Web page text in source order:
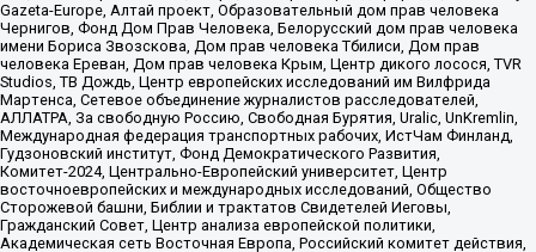
Gazeta-Europe, Алтай проект, Образовательный дом прав человека
Чернигов, Фонд Дом Прав Человека, Белорусский дом прав человека
имени Бориса Звозскова, Дом прав человека Тбилиси, Дом прав
человека Ереван, Дом прав человека Крым, Центр дикого лосося, TVR
Studios, ТВ Дождь, Центр европейских исследований им Вилфрида
Мартенса, Сетевое объединение журналистов расследователей,
АЛЛАТРА, За свободную Россию, Свободная Бурятия, Uralic, UnKremlin,
Международная федерация транспортных рабочих, ИстЧам Финланд,
Гудзоновский институт, Фонд Демократического Развития,
Комитет-2024, Центрально-Европейский университет, Центр
восточноевропейских и международных исследований, Общество
Сторожевой башни, Библии и трактатов Свидетелей Иеговы,
Гражданский Совет, Центр анализа европейской политики,
Академическая сеть Восточная Европа, Российский комитет действия,